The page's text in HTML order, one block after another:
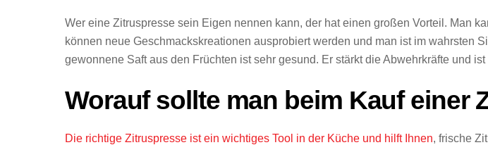
Wer eine Zitruspresse sein Eigen nennen kann, der hat einen großen Vorteil. Man
können neue Geschmackskreationen ausprobiert werden und man ist im wahrsten
gewonnene Saft aus den Früchten ist sehr gesund. Er stärkt die Abwehrkräfte und
Worauf sollte man beim Kauf einer
Die richtige Zitruspresse ist ein wichtiges Tool in der Küche und hilft Ihnen, frische